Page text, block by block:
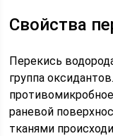
Свойства
Перекись
группа
раневой
тканями